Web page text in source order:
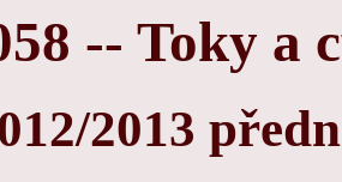
-- Toky a
2013